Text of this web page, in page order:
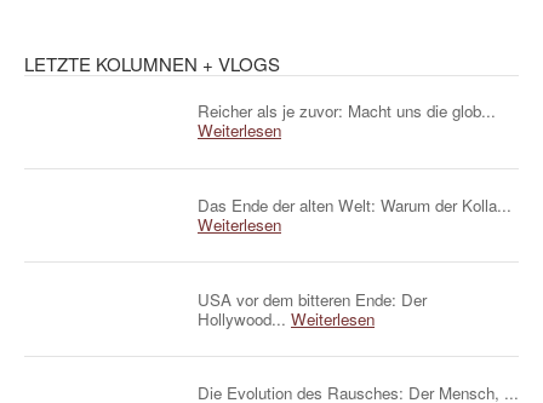
LETZTE KOLUMNEN + VLOGS
Reicher als je zuvor: Macht uns die glob...
Weiterlesen
Das Ende der alten Welt: Warum der Kolla...
Weiterlesen
USA vor dem bitteren Ende: Der
Hollywood... Weiterlesen
Die Evolution des Rausches: Der Mensch, ...